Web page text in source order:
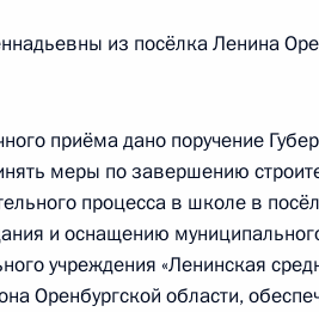
Федерации
Федерации
среда
из посёлка Ленина
приёма дано поручение
меры по завершению
процесса в школе в
и оснащению
учреждения «Ленинская
Оренбургской области,